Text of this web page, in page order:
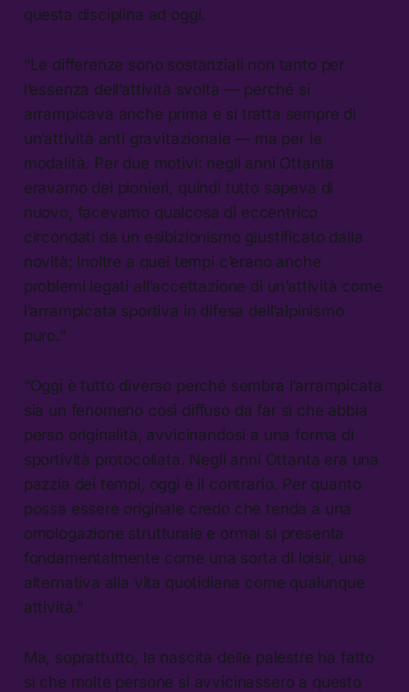
questa disciplina ad oggi.
“Le differenze sono sostanziali non tanto per
l’essenza dell’attività svolta — perché si
arrampicava anche prima e si tratta sempre di
un’attività anti gravitazionale — ma per le
modalità. Per due motivi: negli anni Ottanta
eravamo dei pionieri, quindi tutto sapeva di
nuovo, facevamo qualcosa di eccentrico
circondati da un esibizionismo giustificato dalla
novità; inoltre a quei tempi c’erano anche
problemi legati all’accettazione di un’attività come
l’arrampicata sportiva in difesa dell’alpinismo
puro.”
“Oggi è tutto diverso perché sembra l’arrampicata
sia un fenomeno così diffuso da far sì che abbia
perso originalità, avvicinandosi a una forma di
sportività protocollata. Negli anni Ottanta era una
pazzia dei tempi, oggi è il contrario. Per quanto
possa essere originale credo che tenda a una
omologazione strutturale e ormai si presenta
fondamentalmente come una sorta di loisir, una
alternativa alla vita quotidiana come qualunque
attività.”
Ma, soprattutto, la nascita delle palestre ha fatto
sì che molte persone si avvicinassero a questo